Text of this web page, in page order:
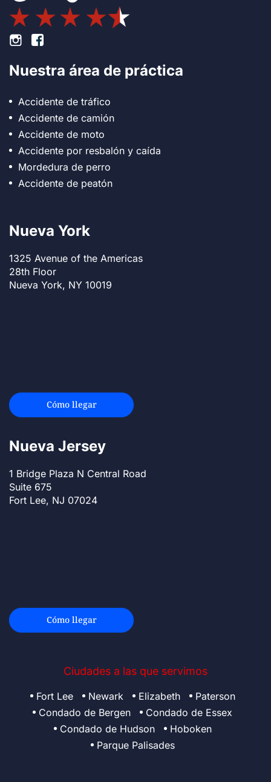
Pie de página Instagram
Pie de página Facebook
Nuestra área de práctica
Accidente de tráfico
Accidente de camión
Accidente de moto
Accidente por resbalón y caída
Mordedura de perro
Accidente de peatón
Nueva York
1325 Avenue of the Americas
28th Floor
Nueva York, NY 10019
Cómo llegar
Nueva Jersey
1 Bridge Plaza N Central Road
Suite 675
Fort Lee, NJ 07024
Cómo llegar
Ciudades a las que servimos
Fort Lee Newark Elizabeth
Paterson
Condado de Bergen
Condado de Essex
Condado de Hudson
Hoboken
Parque Palisades